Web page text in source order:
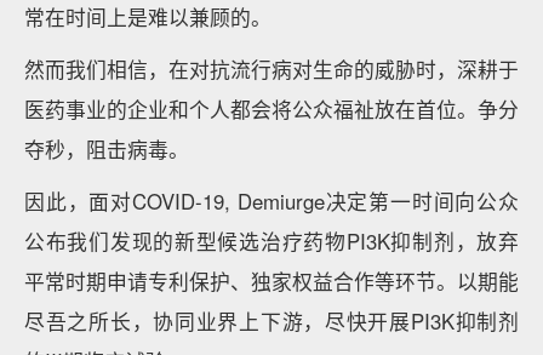
常在时间上是难以兼顾的。
然而我们相信，在对抗流行病对生命的威胁时，深耕于
医药事业的企业和个人都会将公众福祉放在首位。争分
夺秒，阻击病毒。
因此，面对COVID-19, Demiurge决定第一时间向公众
公布我们发现的新型候选治疗药物PI3K抑制剂，放弃
平常时期申请专利保护、独家权益合作等环节。以期能
尽吾之所长，协同业界上下游，尽快开展PI3K抑制剂